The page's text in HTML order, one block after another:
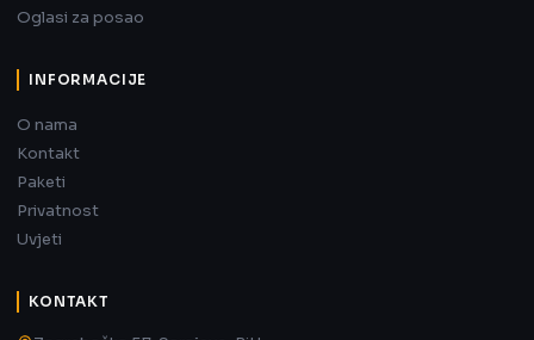
Oglasi za posao
INFORMACIJE
O nama
Kontakt
Paketi
Privatnost
Uvjeti
KONTAKT